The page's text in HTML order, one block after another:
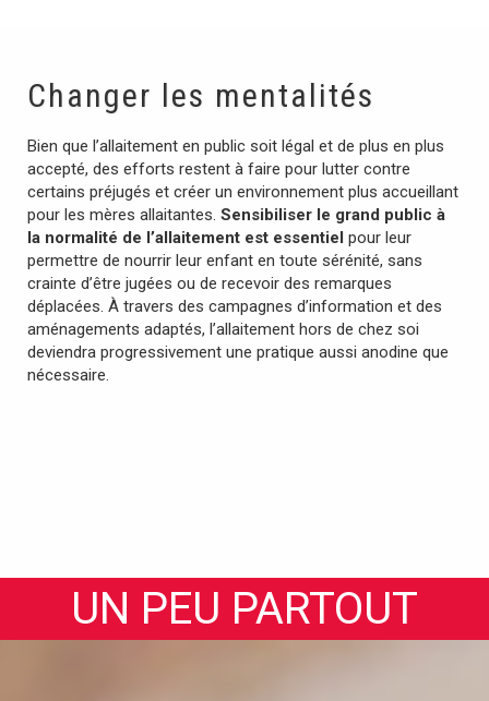
Changer les mentalités
Bien que l’allaitement en public soit légal et de plus en plus
accepté, des efforts restent à faire pour lutter contre
certains préjugés et créer un environnement plus accueillant
pour les mères allaitantes. Sensibiliser le grand public à
la normalité de l’allaitement est essentiel pour leur
permettre de nourrir leur enfant en toute sérénité, sans
crainte d’être jugées ou de recevoir des remarques
déplacées. À travers des campagnes d’information et des
aménagements adaptés, l’allaitement hors de chez soi
deviendra progressivement une pratique aussi anodine que
nécessaire.
UN PEU PARTOUT